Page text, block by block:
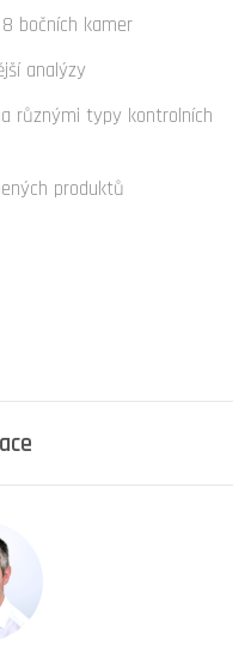
bočních kamer
analýzy
různými typy kontrolních
produktů